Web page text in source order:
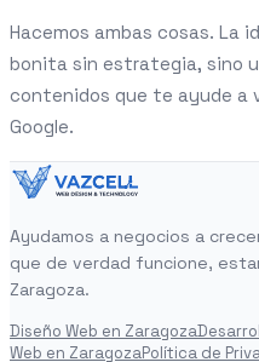
Hacemos ambas cosas. La
bonita sin estrategia, sino
contenidos que te ayude a
Google.
Ayudamos a negocios a
que de verdad funcione,
Zaragoza.
Diseño Web en Zaragoza
Web en ZaragozaPolítica de